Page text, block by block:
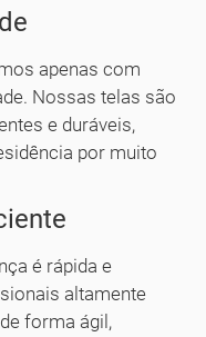
apenas com
Nossas telas são
e duráveis,
por muito
é rápida e
altamente
forma ágil,